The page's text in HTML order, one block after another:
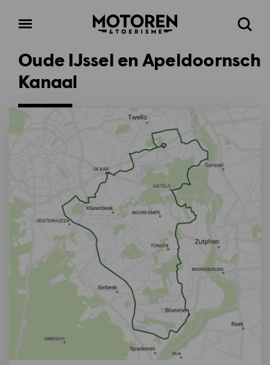
Open
Homepage Zoeken
Oude IJssel en Apeldoornsch
Kanaal